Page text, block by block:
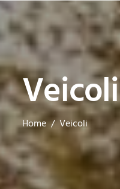
Veicoli
Home Veicoli